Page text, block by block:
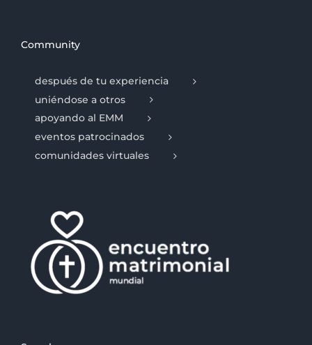
Community
después de tu experiencia
uniéndose a otros
apoyando al EMM
eventos patrocinados
comunidades virtuales